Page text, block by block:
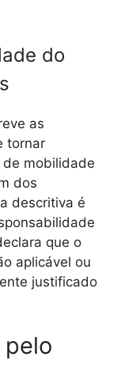
do
as
tornar
mobilidade
dos
descritiva é
que o
aplicável ou
justificado